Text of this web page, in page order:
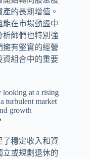
的長期增值。
能在市場動盪中
析師們也特別強
擁有堅實的經營
資組合中的重要
了穩定收入和資
立或規劃退休的